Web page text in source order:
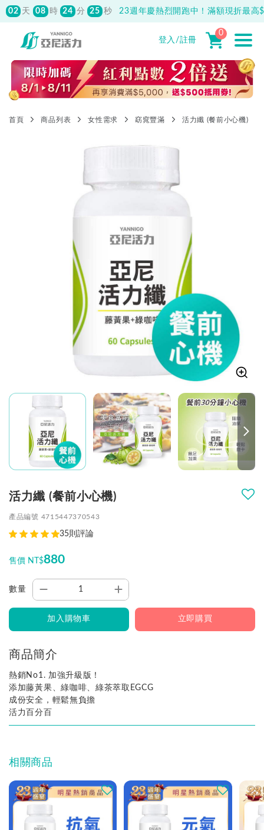
02 天 08 時 24 分 24 秒 23週年慶熱烈開跑中！滿額現折最高
登入/註冊
0
首頁 商品列表 女性需求 窈窕豐滿 活力纖 (餐前小心機)
活力纖 (餐前小心機)
產品編號 4715447370543
35則評論
售價 NT$880
數量
加入購物車 立即購買
商品簡介
熱銷No1. 加強升級版！
添加藤黃果、綠咖啡、綠茶萃取EGCG
成份安全，輕鬆無負擔
活力百分百
相關商品